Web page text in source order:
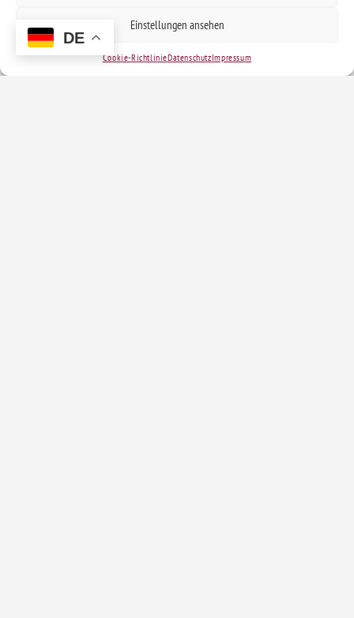
Einstellungen ansehen
Cookie-RichtlinieDatenschutzImpressum
DE